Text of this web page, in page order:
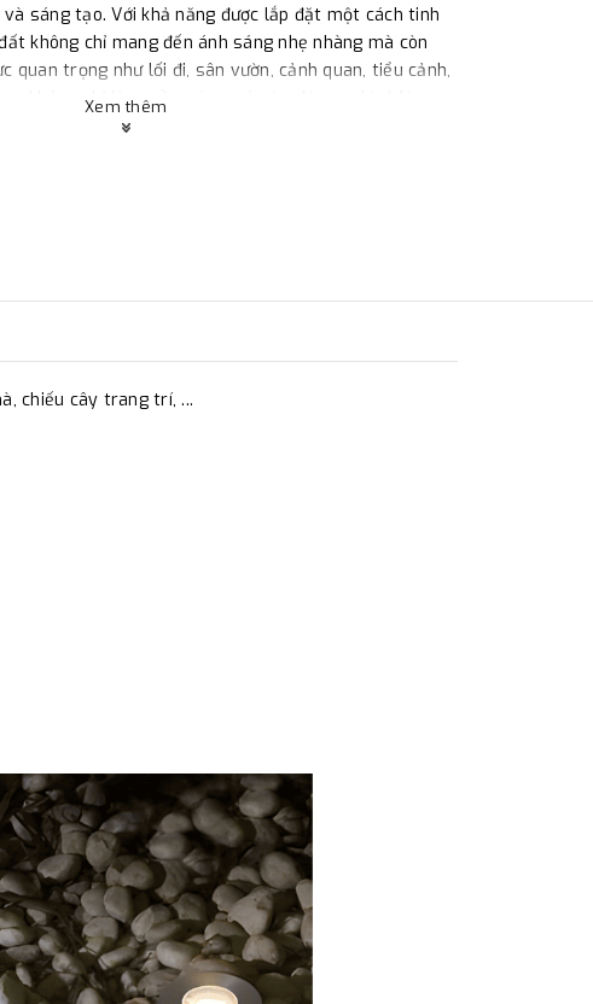
sáng tạo. Với khả năng được lắp đặt một cách tinh
không chỉ mang đến ánh sáng nhẹ nhàng mà còn
quan trọng như lối đi, sân vườn, cảnh quan, tiểu cảnh,
không chỉ là nguồn sáng mà còn đóng vai trò là
sự sáng tạo và sự hài hòa trong việc tạo điểm đẹp
Xem thêm
chiếu cây trang trí, ...